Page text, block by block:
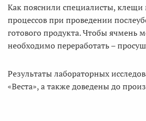
Как пояснили специалисты, клещи
процессов при проведении
готового продукта. Чтобы ячмень
необходимо переработать –
Результаты лабораторных
«Веста», а также доведены до